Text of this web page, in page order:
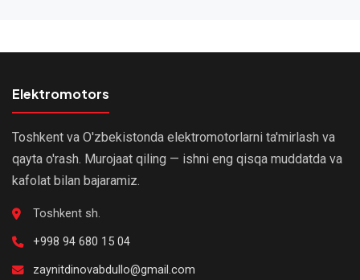
Elektromotors
Toshkent va O'zbekistonda elektromotorlarni ta'mirlash va
qayta o'rash. Murojaat qiling — ishni eng qisqa muddatda va
kafolat bilan bajaramiz.
Toshkent sh.
+998 94 680 15 04
zaynitdinovabdullo@gmail.com